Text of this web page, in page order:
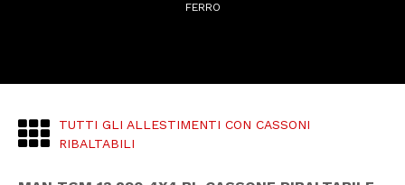
FERRO
TUTTI GLI ALLESTIMENTI CON CASSONI
RIBALTABILI